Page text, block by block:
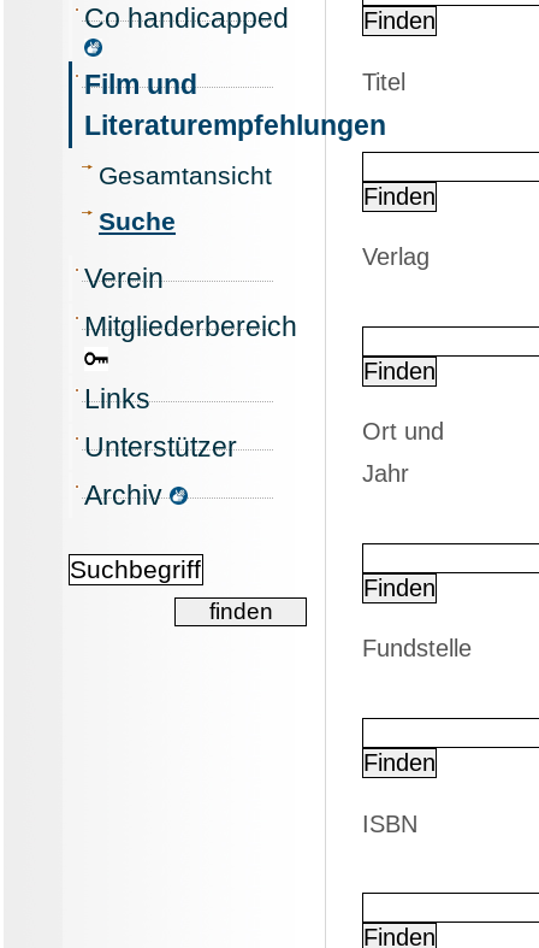
Co handicapped
Film und
Literaturempfehlungen
Gesamtansicht
Suche
Verein
Mitgliederbereich
Links
Unterstützer
Archiv
Titel
Verlag
Ort und
Jahr
Fundstelle
ISBN